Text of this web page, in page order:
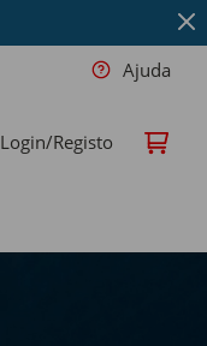
Ajuda
Login/Registo